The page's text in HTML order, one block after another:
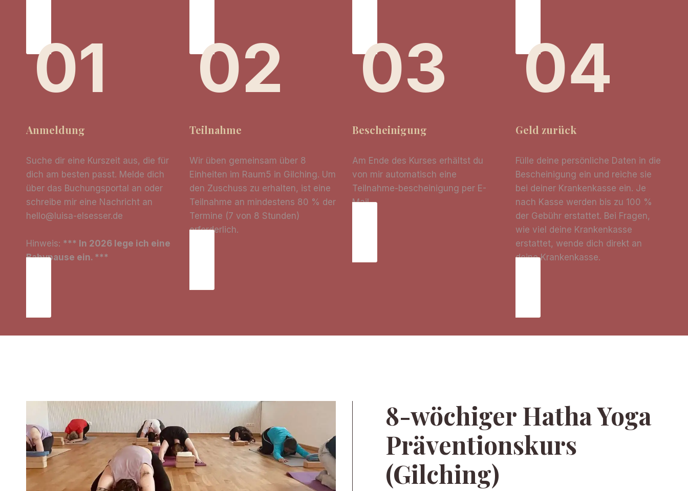
01
Anmeldung
Suche dir eine Kurszeit aus, die für
dich am besten passt. Melde dich
über das Buchungsportal an oder
schreibe mir eine Nachricht an
hello@luisa-elsesser.de
Hinweis: *** In 2026 lege ich eine
Babypause ein. ***
02
Teilnahme
Wir üben gemeinsam über 8
Einheiten im Raum5 in Gilching. Um
den Zuschuss zu erhalten, ist eine
Teilnahme an mindestens 80 % der
Termine (7 von 8 Stunden)
erforderlich.
03
Bescheinigung
Am Ende des Kurses erhältst du
von mir automatisch eine
Teilnahme-bescheinigung per E-
Mail.
04
Geld zurück
Fülle deine persönliche Daten in die
Bescheinigung ein und reiche sie
bei deiner Krankenkasse ein. Je
nach Kasse werden bis zu 100 %
der Gebühr erstattet. Bei Fragen,
wie viel deine Krankenkasse
erstattet, wende dich direkt an
deine Krankenkasse.
8-wöchiger Hatha Yoga
Präventionskurs
(Gilching)